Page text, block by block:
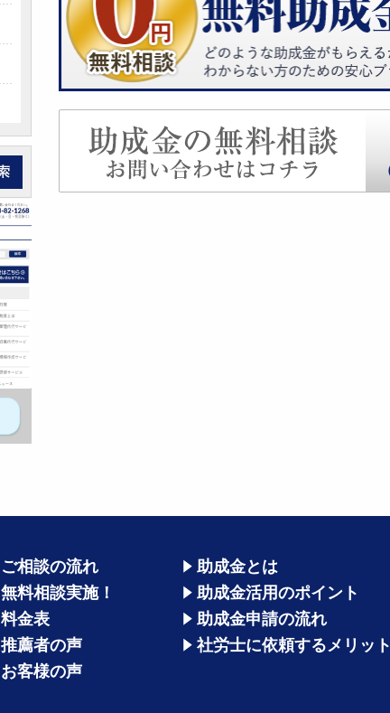
ご相談の流れ
無料相談実施！
料金表
推薦者の声
お客様の声
助成金とは
助成金活用のポイント
助成金申請の流れ
社労士に依頼するメリット